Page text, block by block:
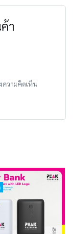
า
ความคิดเห็น